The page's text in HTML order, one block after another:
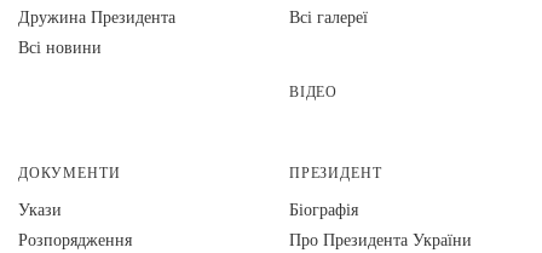
Дружина Президента
Всі новини
Всі галереї
ВІДЕО
ДОКУМЕНТИ
Укази
Розпорядження
ПРЕЗИДЕНТ
Біографія
Про Президента України